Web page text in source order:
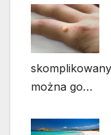
można go…